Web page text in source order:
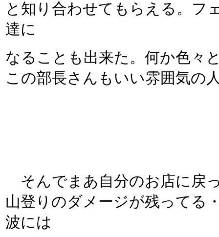
と知り合わせてもらえる。フ
達に
なることも出来た。何か色々
この部長さんもいい雰囲気の
そんでまあ自分のお店に戻
山登りのダメージが残ってる
波には